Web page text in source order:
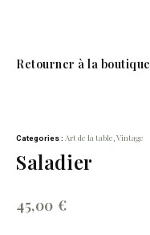
Retourner à la boutique
Categories : Art de la table Vintage
Saladier
45,00 €